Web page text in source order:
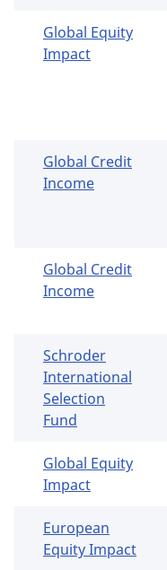
Global Equity
Impact
Global Credit
Income
Global Credit
Income
Schroder
International
Selection
Fund
Global Equity
Impact
European
Equity Impact